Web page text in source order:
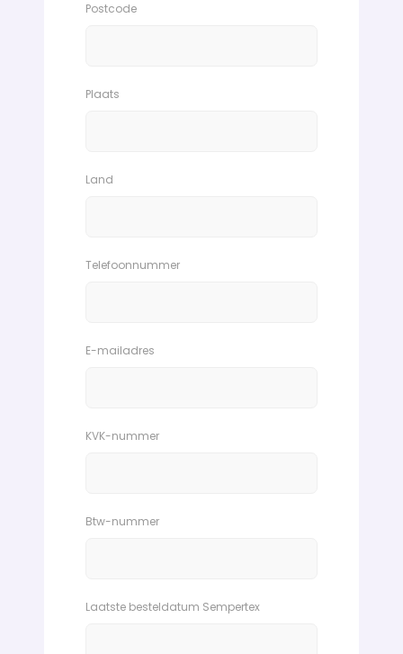
Postcode
Plaats
Land
Telefoonnummer
E-mailadres
KVK-nummer
Btw-nummer
Laatste besteldatum Sempertex